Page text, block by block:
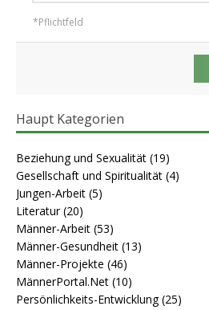
*Pflichtfeld
Haupt Kategorien
Beziehung und Sexualität (19)
Gesellschaft und Spiritualität (4)
Jungen-Arbeit (5)
Literatur(20)
Männer-Arbeit (53)
Männer-Gesundheit (13)
Männer-Projekte (46)
MännerPortal.Net (10)
Persönlichkeits-Entwicklung(25)